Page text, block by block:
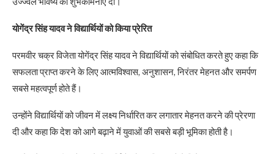
योगेंद्र सिंह यादव ने विद्यार्थियों को किया प्रेरित
परमवीर चक्र विजेता योगेंद्र सिंह यादव ने विद्यार्थियों को संबोधित करते हुए कहा कि
सफलता प्राप्त करने के लिए आत्मविश्वास, अनुशासन, निरंतर मेहनत और समर्पण
सबसे महत्वपूर्ण होते हैं।
उन्होंने विद्यार्थियों को जीवन में लक्ष्य निर्धारित कर लगातार मेहनत करने की प्रेरणा
दी और कहा कि देश को आगे बढ़ाने में युवाओं की सबसे बड़ी भूमिका होती है।